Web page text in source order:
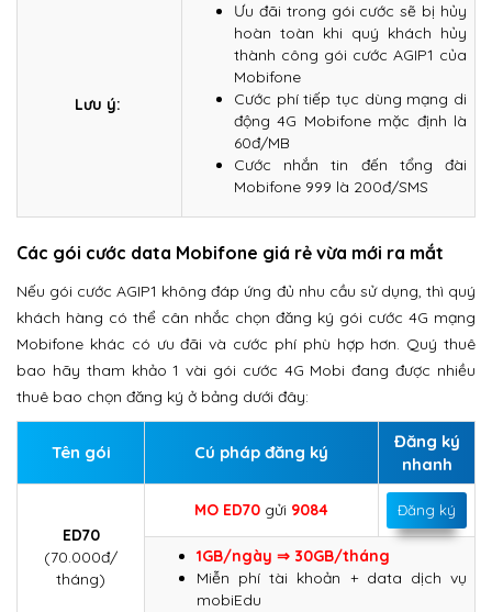
Lưu ý:
Ưu đãi trong gói cước sẽ bị hủy
hoàn toàn khi quý khách hủy
thành công gói cước AGIP1 của
Mobifone
Cước phí tiếp tục dùng mạng di
động 4G Mobifone mặc định là
60đ/MB
Cước nhắn tin đến tổng đài
Mobifone 999 là 200đ/SMS
Các gói cước data Mobifone giá rẻ vừa mới ra mắt
Nếu gói cước AGIP1 không đáp ứng đủ nhu cầu sử dụng, thì quý
khách hàng có thể cân nhắc chọn đăng ký gói cước 4G mạng
Mobifone khác có ưu đãi và cước phí phù hợp hơn. Quý thuê
bao hãy tham khảo 1 vài gói cước 4G Mobi đang được nhiều
thuê bao chọn đăng ký ở bảng dưới đây:
Tên gói Cú pháp đăng ký
Đăng ký
nhanh
ED70
(70.000đ/
tháng)
MO ED70 gửi 9084 Đăng ký
1GB/ngày ⇒ 30GB/tháng
Miễn phí tài khoản + data dịch vụ
mobiEdu